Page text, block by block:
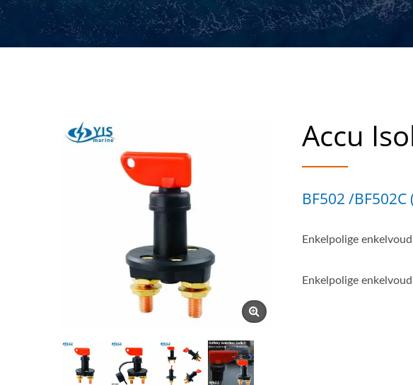
Accu
BF502 /
Enkelpolige
Enkelpolige